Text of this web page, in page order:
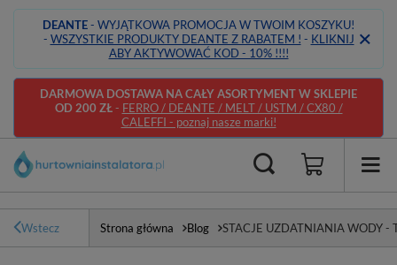
DEANTE- WYJĄTKOWA PROMOCJA W TWOIM KOSZYKU!
- WSZYSTKIE PRODUKTY DEANTE Z RABATEM ! - KLIKNIJ
ABY AKTYWOWAĆ KOD - 10% !!!!
DARMOWA DOSTAWA NA CAŁY ASORTYMENT W SKLEPIE
OD 200 ZŁ- FERRO / DEANTE / MELT / USTM / CX80 /
CALEFFI - poznaj nasze marki!
Wstecz Strona główna Blog STACJE UZDATNIANIA WODY